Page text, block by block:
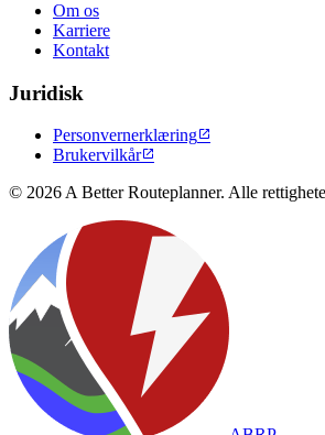
Om os
Karriere
Kontakt
Juridisk
Personvernerklæring
Brukervilkår
© 2026 A Better Routeplanner. Alle